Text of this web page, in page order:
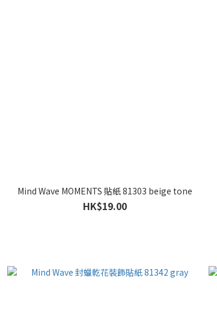
Mind Wave MOMENTS 貼紙 81303 beige tone
HK$19.00